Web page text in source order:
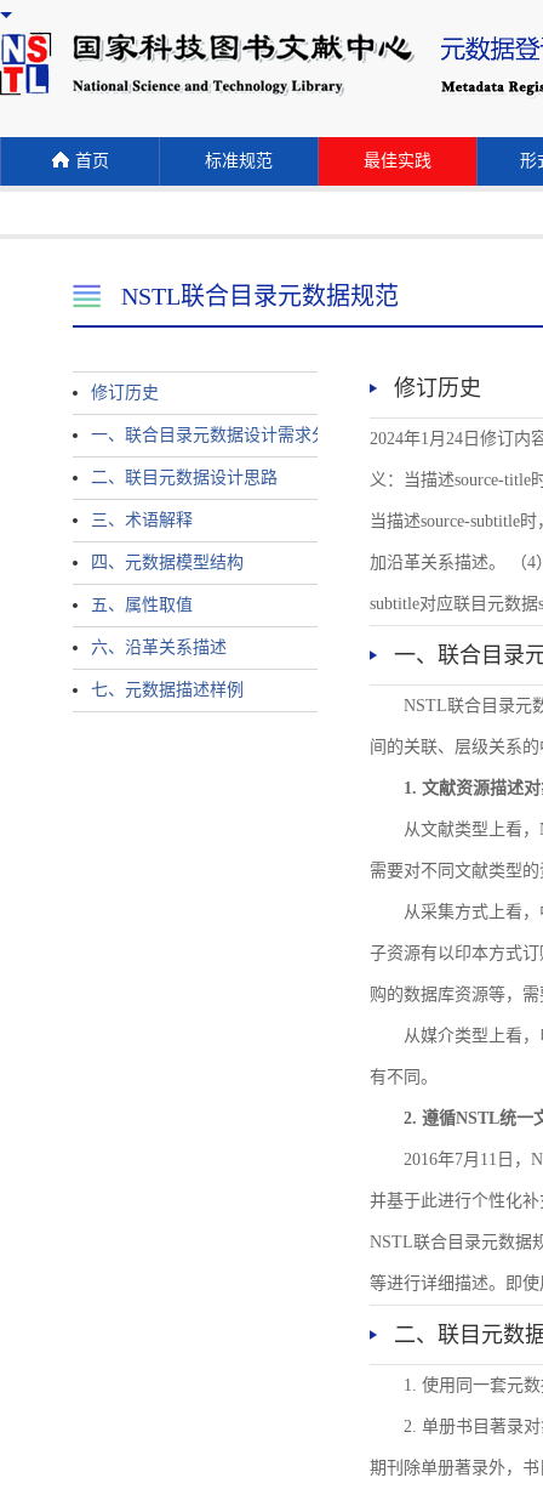
首页 标准规范 最佳实践 形
NSTL联合目录元数据规范
修订历史
一、联合目录元数据设计需求分析
二、联目元数据设计思路
三、术语解释
四、元数据模型结构
五、属性取值
六、沿革关系描述
七、元数据描述样例
修订历史
2024年1月24日修订内
义：当描述source-title
当描述source-subtitle
加沿革关系描述。 （4
subtitle对应联目元数据
一、联合目录
NSTL联合目录元
间的关联、层级关系
1. 文献资源描述
从文献类型上看
需要对不同文献类型
从采集方式上看
子资源有以印本方式
购的数据库资源等，
从媒介类型上看
有不同。
2. 遵循NSTL统一
2016年7月11日，
并基于此进行个性化
NSTL联合目录元数据
等进行详细描述。即
二、联目元数
1. 使用同一套元
2. 单册书目著录
期刊除单册著录外，